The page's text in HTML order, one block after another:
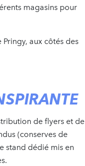
magasins pour
aux côtés des
de flyers et de
(conserves de
stand dédié mis en